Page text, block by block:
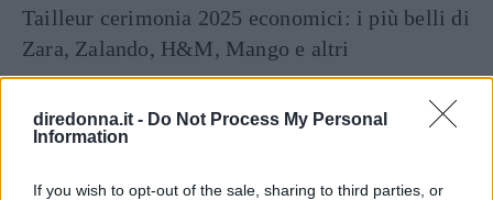
diredonna.it - Do Not Process My Personal
Information
If you wish to opt-out of the sale, sharing to third parties, or
Tailleur cerimonia 2025 economici: i più belli di
Zara, Zalando, H&M, Mango e altri